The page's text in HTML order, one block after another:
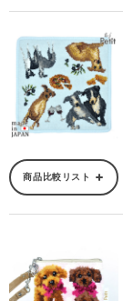
商品比較リスト